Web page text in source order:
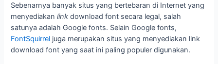
Sebenarnya banyak situs yang bertebaran di Internet yang
menyediakanlink download font secara legal, salah
satunya adalah Google fonts. Selain Google fonts,
FontSquirrel juga merupakan situs yang menyediakan link
download font yang saat ini paling populer digunakan.